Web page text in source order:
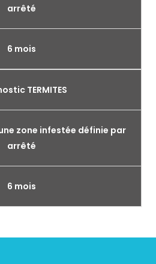
arrêté
6 mois
TERMITES
zone infestée définie par
arrêté
6 mois